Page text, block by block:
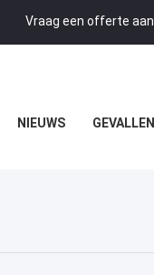
Vraag een offerte aan
NIEUWS GEVALLEN